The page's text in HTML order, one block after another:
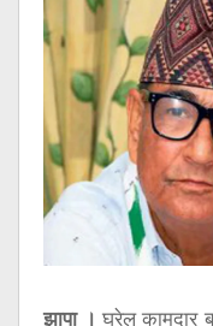
झापा । घरेलु कामदार
सूचना
प्रविधि
अन्तर्वार्ता
अन्तर्राष्ट्रिय
स्वास्थ्य
विज्ञापन